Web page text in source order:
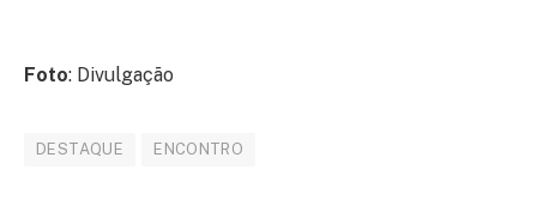
Foto: Divulgação
DESTAQUE ENCONTRO